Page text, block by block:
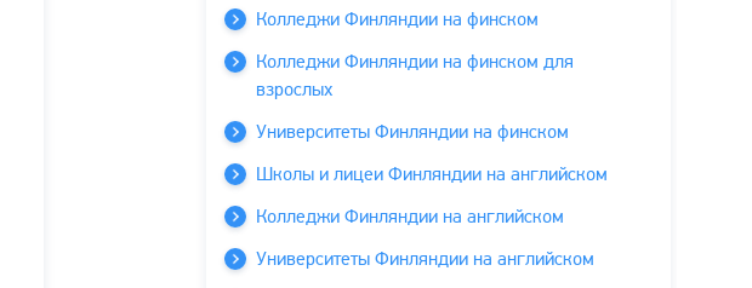
Колледжи Финляндии на финском
Колледжи Финляндии на финском для
взрослых
Университеты Финляндии на финском
Школы и лицеи Финляндии на английском
Колледжи Финляндии на английском
Университеты Финляндии на английском